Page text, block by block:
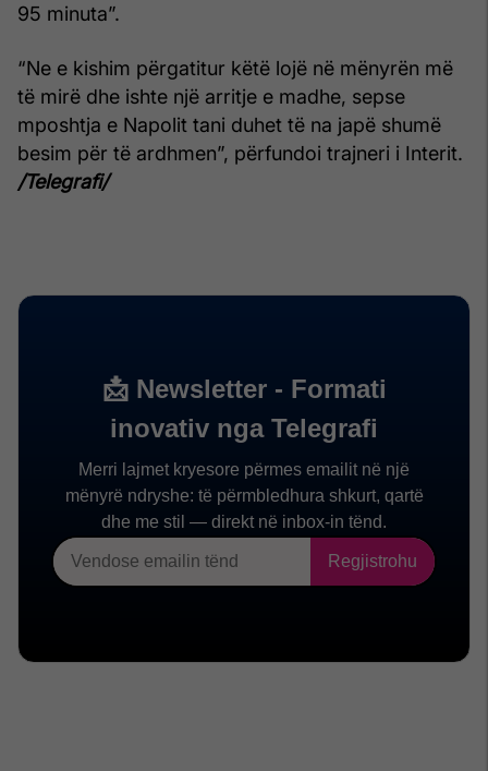
95 minuta”.
“Ne e kishim përgatitur këtë lojë në mënyrën më
të mirë dhe ishte një arritje e madhe, sepse
mposhtja e Napolit tani duhet të na japë shumë
besim për të ardhmen”, përfundoi trajneri i Interit.
/Telegrafi/